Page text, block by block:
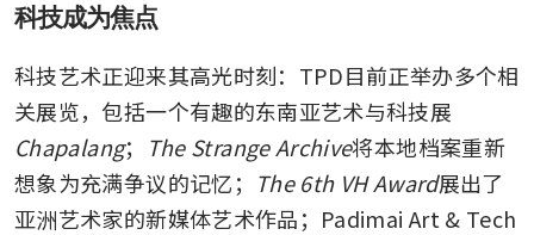
科技成为焦点
科技艺术正迎来其高光时刻：TPD目前正举办多个相
关展览，包括一个有趣的东南亚艺术与科技展
Chapalang； The Strange Archive将本地档案重新
想象为充满争议的记忆； The 6th VH Award展出了
亚洲艺术家的新媒体艺术作品；Padimai Art & Tech